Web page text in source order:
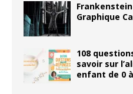
Graphique
108
savoir sur
enfant de 0